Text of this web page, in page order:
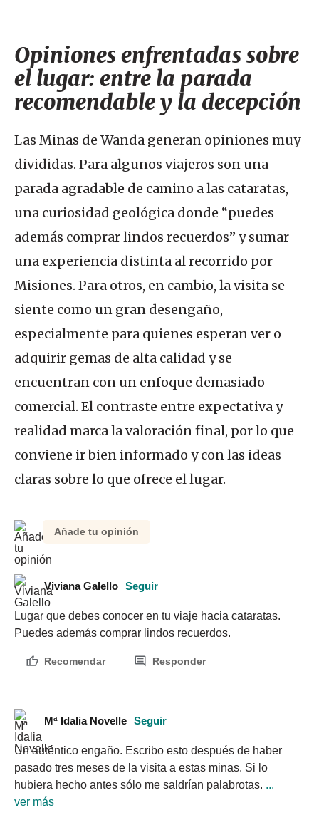
Opiniones enfrentadas sobre
el lugar: entre la parada
recomendable y la decepción
Las Minas de Wanda generan opiniones muy
divididas. Para algunos viajeros son una
parada agradable de camino a las cataratas,
una curiosidad geológica donde “puedes
además comprar lindos recuerdos” y sumar
una experiencia distinta al recorrido por
Misiones. Para otros, en cambio, la visita se
siente como un gran desengaño,
especialmente para quienes esperan ver o
adquirir gemas de alta calidad y se
encuentran con un enfoque demasiado
comercial. El contraste entre expectativa y
realidad marca la valoración final, por lo que
conviene ir bien informado y con las ideas
claras sobre lo que ofrece el lugar.
Añade tu opinión
Viviana Galello Seguir
Lugar que debes conocer en tu viaje hacia cataratas.
Puedes además comprar lindos recuerdos.
Recomendar Responder
Mª Idalia Novelle Seguir
Un auténtico engaño. Escribo esto después de haber
pasado tres meses de la visita a estas minas. Si lo
hubiera hecho antes sólo me saldrían palabrotas. ...
ver más